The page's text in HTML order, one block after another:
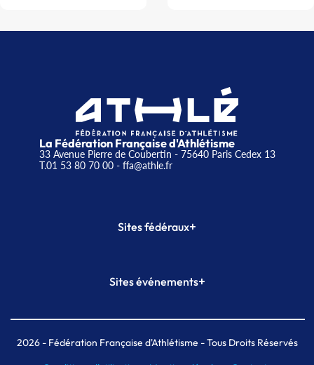
La Fédération Française d'Athlétisme
33 Avenue Pierre de Coubertin - 75640 Paris Cedex 13
T.01 53 80 70 00- ffa@athle.fr
Sites fédéraux+
Plateforme Formation
Sites événements+
Meeting de Paris indoor
MAIF Ekiden de Paris
2026- Fédération Française d'Athlétisme - Tous Droits Réservés